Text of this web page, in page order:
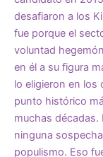
desafiaron a los
fue porque el
voluntad
en él a su figura
lo eligieron en los
punto histórico
muchas décadas.
ninguna
populismo. Eso